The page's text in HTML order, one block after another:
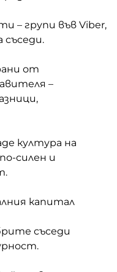
– групи във Viber,
съседи.
от
–
култура на
силен и
капитал
съседи